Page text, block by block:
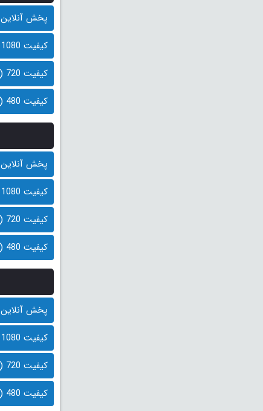
پخش آنلاین
کیفیت 1080 (1.0 گیگابایت)
کیفیت 720 (600 مگابایت)
کیفیت 480 (400 مگابایت)
پخش آنلاین
کیفیت 1080 (1.0 گیگابایت)
کیفیت 720 (600 مگابایت)
کیفیت 480 (400 مگابایت)
پخش آنلاین
کیفیت 1080 (1.0 گیگابایت)
کیفیت 720 (600 مگابایت)
کیفیت 480 (400 مگابایت)